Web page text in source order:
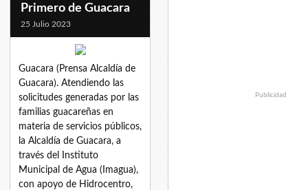
Primero de Guacara
25 Julio 2023
Guacara (Prensa Alcaldía de
Guacara). Atendiendo las
solicitudes generadas por las
familias guacareñas en
materia de servicios públicos,
la Alcaldía de Guacara, a
través del Instituto
Municipal de Agua (Imagua),
con apoyo de Hidrocentro,
Publicidad